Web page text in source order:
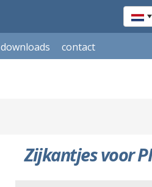
downloads contact
Zijkantjes voor